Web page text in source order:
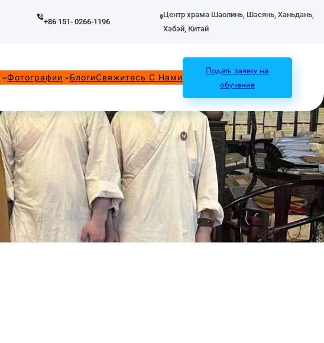
+86 151- 0266-1196
Центр храма Шаолинь, Шэсянь, Ханьдань,
Хэбэй, Китай
Фотографии БлогиСвяжитесь С Нами
Подать заявку на
обучение